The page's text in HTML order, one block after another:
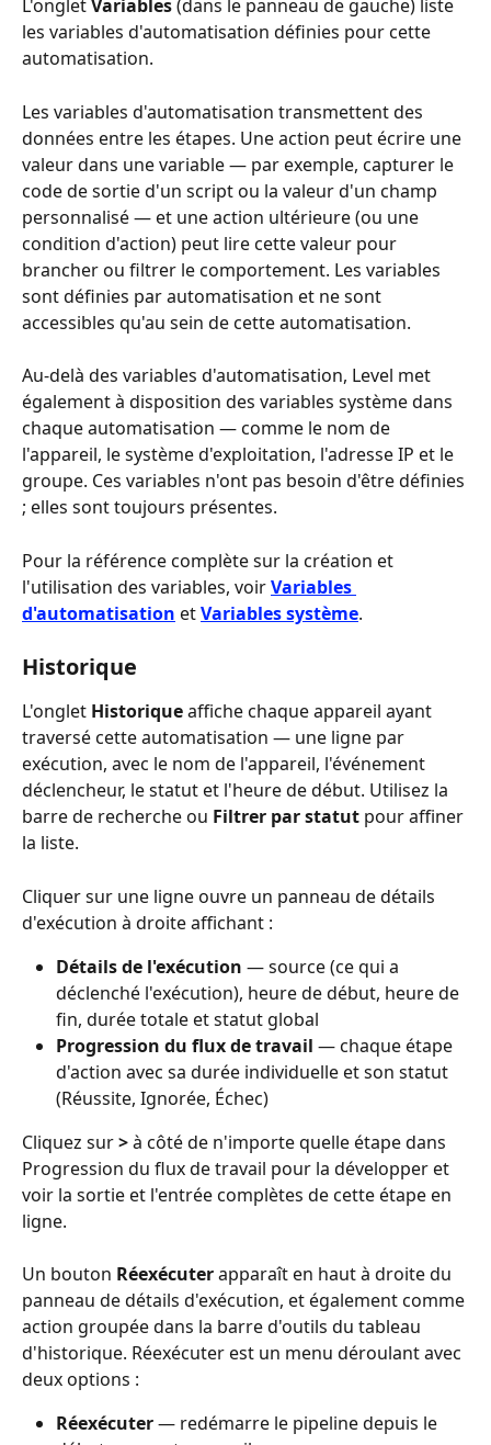
L'onglet Variables (dans le panneau de gauche) liste
les variables d'automatisation définies pour cette
automatisation.
Les variables d'automatisation transmettent des
données entre les étapes. Une action peut écrire une
valeur dans une variable — par exemple, capturer le
code de sortie d'un script ou la valeur d'un champ
personnalisé — et une action ultérieure (ou une
condition d'action) peut lire cette valeur pour
brancher ou filtrer le comportement. Les variables
sont définies par automatisation et ne sont
accessibles qu'au sein de cette automatisation.
Au-delà des variables d'automatisation, Level met
également à disposition des variables système dans
chaque automatisation — comme le nom de
l'appareil, le système d'exploitation, l'adresse IP et le
groupe. Ces variables n'ont pas besoin d'être définies
; elles sont toujours présentes.
Pour la référence complète sur la création et
l'utilisation des variables, voir Variables
d'automatisation et Variables système.
Historique
L'onglet Historique affiche chaque appareil ayant
traversé cette automatisation — une ligne par
exécution, avec le nom de l'appareil, l'événement
déclencheur, le statut et l'heure de début. Utilisez la
barre de recherche ou Filtrer par statut pour affiner
la liste.
Cliquer sur une ligne ouvre un panneau de détails
d'exécution à droite affichant :
Détails de l'exécution — source (ce qui a
déclenché l'exécution), heure de début, heure de
fin, durée totale et statut global
Progression du flux de travail — chaque étape
d'action avec sa durée individuelle et son statut
(Réussite, Ignorée, Échec)
Cliquez sur > à côté de n'importe quelle étape dans
Progression du flux de travail pour la développer et
voir la sortie et l'entrée complètes de cette étape en
ligne.
Un bouton Réexécuter apparaît en haut à droite du
panneau de détails d'exécution, et également comme
action groupée dans la barre d'outils du tableau
d'historique. Réexécuter est un menu déroulant avec
deux options :
Réexécuter — redémarre le pipeline depuis le